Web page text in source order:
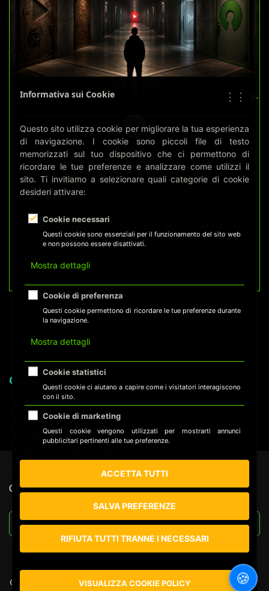
effedc
YT5 -Fuggire da Youtube
PeerTube, Odysee, Rumble, Vimeo: cosa offrono davvero,
cosa nascondono, e perché abbandonare YouTube è più
protezione della propria privacy
Categorie (puntate)
Tutte(5)
Business(5)
GDPR(5)
CERCA NEL SITO
@ 2025-2026 EFFEDC - Tutti i diritti riservati
Informativa sui Cookie ⋮⋮
Questo sito utilizza cookie per migliorare la tua esperienza
di navigazione. I cookie sono piccoli file di testo
memorizzati sul tuo dispositivo che ci permettono di
ricordare le tue preferenze e analizzare come utilizzi il
sito. Ti invitiamo a selezionare quali categorie di cookie
desideri attivare:
Cookie necessari
Questi cookie sono essenziali per il funzionamento del sito web
e non possono essere disattivati.
Mostra dettagli
Cookie di preferenza
Questi cookie permettono di ricordare le tue preferenze durante
la navigazione.
Mostra dettagli
Cookie statistici
Questi cookie ci aiutano a capire come i visitatori interagiscono
con il sito.
Cookie di marketing
Questi cookie vengono utilizzati per mostrarti annunci
pubblicitari pertinenti alle tue preferenze.
ACCETTA TUTTI
SALVA PREFERENZE
RIFIUTA TUTTI TRANNE I NECESSARI
VISUALIZZA COOKIE POLICY 🍪